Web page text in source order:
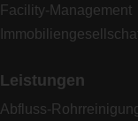
Facility-Management
Leistungen
Abfluss-